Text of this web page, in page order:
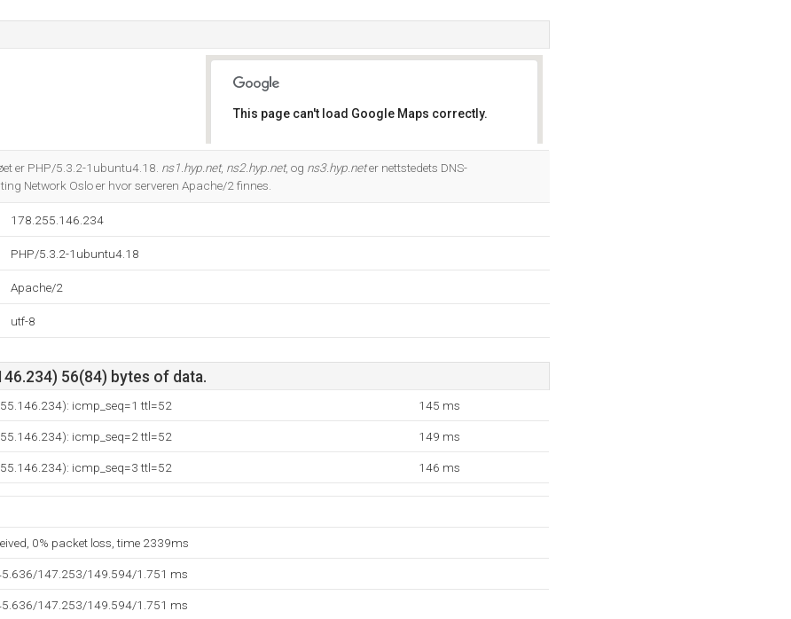
This page can't load Google Maps correctly.
er PHP/5.3.2-1ubuntu4.18. ns1.hyp.net, ns2.hyp.net, og ns3.hyp.neter nettstedets DNS-
Network Oslo er hvor serveren Apache/2 finnes.
178.255.146.234
PHP/5.3.2-1ubuntu4.18
Apache/2
utf-8
56(84) bytes of data.
icmp_seq=1 ttl=52 145 ms
icmp_seq=2 ttl=52 149 ms
icmp_seq=3 ttl=52 146 ms
0% packet loss, time 2339ms
147.253/149.594/1.751 ms
147.253/149.594/1.751 ms